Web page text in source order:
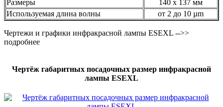
Размеры
140 x 137 мм
Используемая длина волны
от 2 до 10 µm
Чертежи и графики инфракрасной лампы ESEXL -->>
подробнее
Чертёж габаритных посадочных размер инфракрасной
лампы ESEXL